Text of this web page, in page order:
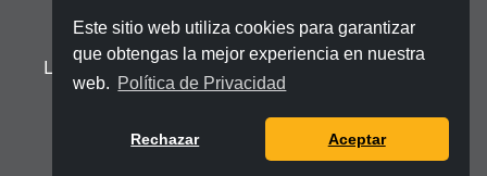
Este sitio web utiliza cookies para garantizar
que obtengas la mejor experiencia en nuestra
web. Política de Privacidad
Rechazar Aceptar
Aviso Legal
Ley Orgánica de Protección de Datos Personales
© 2025 Telerama - Todos los derechos reservados.